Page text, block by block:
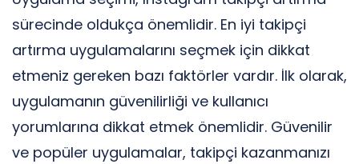
sürecinde oldukça önemlidir. En iyi takipçi
artırma uygulamalarını seçmek için dikkat
etmeniz gereken bazı faktörler vardır. İlk olarak,
uygulamanın güvenilirliği ve kullanıcı
yorumlarına dikkat etmek önemlidir. Güvenilir
ve popüler uygulamalar, takipçi kazanmanızı